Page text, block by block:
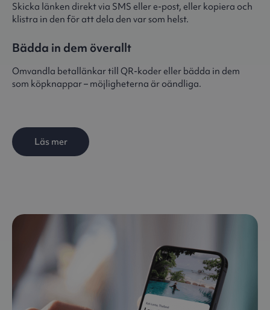
Skicka länken direkt via SMS eller e-post, eller kopiera och
klistra in den för att dela den var som helst.
Bädda in dem överallt
Omvandla betallänkar till QR-koder eller bädda in dem
som köpknappar – möjligheterna är oändliga.
Läs mer